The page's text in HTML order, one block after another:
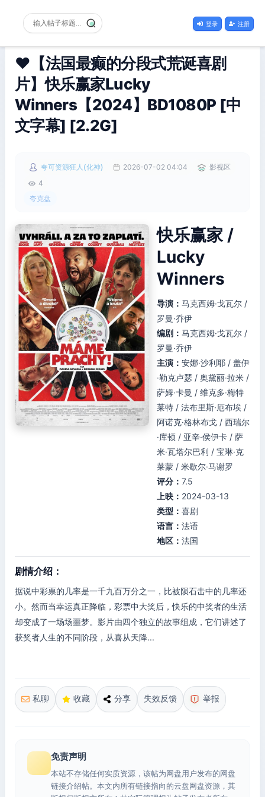
登录 注册
❤️【法国最癫的分段式荒诞喜剧
片】快乐赢家Lucky
Winners【2024】BD1080P [中
文字幕] [2.2G]
夸可资源狂人(化神) 2026-07-02 04:04
影视区
4
夸克盘
快乐赢家 /
Lucky
Winners
导演： 马克西姆·戈瓦尔 /
罗曼·乔伊
编剧： 马克西姆·戈瓦尔 /
罗曼·乔伊
主演： 安娜·沙利耶 / 盖伊
·勒克卢瑟 / 奥黛丽·拉米 /
萨姆·卡曼 / 维克多·梅特
莱特 / 法布里斯·厄布埃 /
阿诺克·格林布戈 / 西瑞尔
·库顿 / 亚辛·侯伊卡 / 萨
米·瓦塔尔巴利 / 宝琳·克
莱蒙 / 米歇尔·马谢罗
评分： 7.5
上映： 2024-03-13
类型： 喜剧
语言： 法语
地区： 法国
剧情介绍：
据说中彩票的几率是一千九百万分之一，比被陨石击中的几率还
小。然而当幸运真正降临，彩票中大奖后，快乐的中奖者的生活
却变成了一场场噩梦。影片由四个独立的故事组成，它们讲述了
获奖者人生的不同阶段，从喜从天降...
私聊 收藏 分享 失效反馈 举报
免责声明
本站不存储任何实质资源，该帖为网盘用户发布的网盘
链接介绍帖。本文内所有链接指向的云盘网盘资源，其